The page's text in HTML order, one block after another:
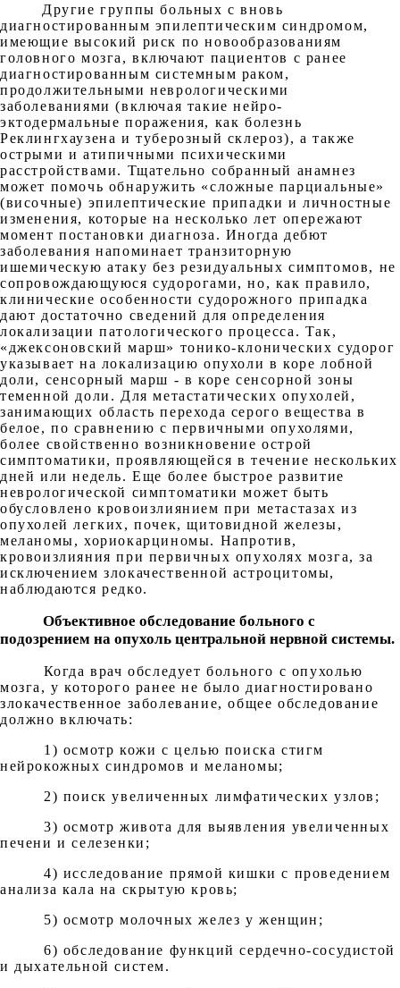
Другие группы больных с вновь
диагностированным эпилептическим синдромом,
имеющие высокий риск по новообразованиям
головного мозга, включают пациентов с ранее
диагностированным системным раком,
продолжительными неврологическими
заболеваниями (включая такие нейро-
эктодермальные поражения, как болезнь
Реклингхаузена и туберозный склероз), а также
острыми и атипичными психическими
расстройствами. Тщательно собранный анамнез
может помочь обнаружить «сложные парциальные»
(височные) эпилептические припадки и личностные
изменения, которые на несколько лет опережают
момент постановки диагноза. Иногда дебют
заболевания напоминает транзиторную
ишемическую атаку без резидуальных симптомов, не
сопровождающуюся судорогами, но, как правило,
клинические особенности судорожного припадка
дают достаточно сведений для определения
локализации патологического процесса. Так,
«джексоновский марш» тонико-клонических судорог
указывает на локализацию опухоли в коре лобной
доли, сенсорный марш - в коре сенсорной зоны
теменной доли. Для метастатических опухолей,
занимающих область перехода серого вещества в
белое, по сравнению с первичными опухолями,
более свойственно возникновение острой
симптоматики, проявляющейся в течение нескольких
дней или недель. Еще более быстрое развитие
неврологической симптоматики может быть
обусловлено кровоизлиянием при метастазах из
опухолей легких, почек, щитовидной железы,
меланомы, хориокарциномы. Напротив,
кровоизлияния при первичных опухолях мозга, за
исключением злокачественной астроцитомы,
наблюдаются редко.
Объективное обследование больного с
подозрением на опухоль центральной нервной системы.
Когда врач обследует больного с опухолью
мозга, у которого ранее не было диагностировано
злокачественное заболевание, общее обследование
должно включать:
1) осмотр кожи с целью поиска стигм
нейрокожных синдромов и меланомы;
2) поиск увеличенных лимфатических узлов;
3) осмотр живота для выявления увеличенных
печени и селезенки;
4) исследование прямой кишки с проведением
анализа кала на скрытую кровь;
5) осмотр молочных желез у женщин;
6) обследование функций сердечно-сосудистой
и дыхательной систем.